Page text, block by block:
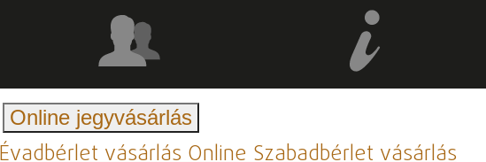
Online jegyvásárlás
vásárlásOnline Szabadbérlet vásárlás